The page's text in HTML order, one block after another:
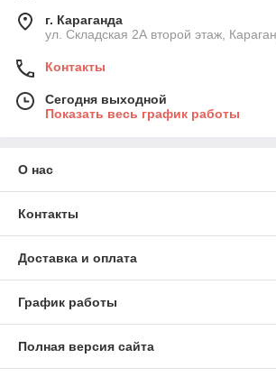
г. Караганда
ул. Складская 2А второй этаж,
Контакты
Сегодня выходной
Показать весь график работы
О нас
Контакты
Доставка и оплата
График работы
Полная версия сайта